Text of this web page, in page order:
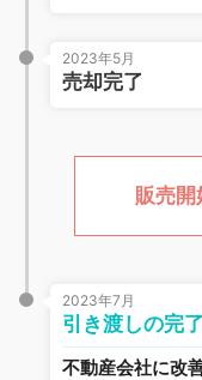
2023年5月
売却完了
販売開
2023年7月
引き渡しの完了
不動産会社に改